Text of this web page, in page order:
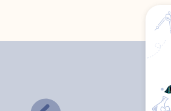
โรคลดความกด หรือ โรคเ
การบาดเจ็บจากการกดดั